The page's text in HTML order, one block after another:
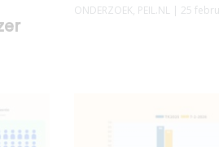
ONDERZOEK, PEIL.NL | 25